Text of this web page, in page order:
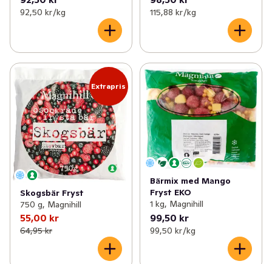
92,50 kr /kg 115,88 kr /kg
Extrapris
Skogsbär Fryst
750 g, Magnihill
55,00 kr
64,95 kr
Bärmix med Mango
Fryst EKO
1 kg, Magnihill
99,50 kr
99,50 kr /kg